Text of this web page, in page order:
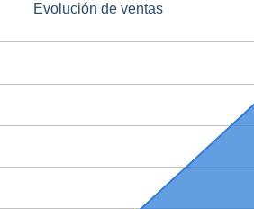
Evolución de ventas